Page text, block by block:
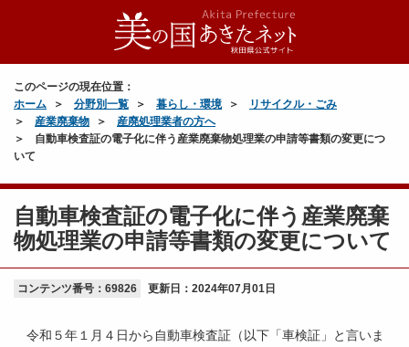
このページの現在位置：
ホーム
分野別一覧 暮らし・環境
リサイクル・ごみ
産業廃棄物
産廃処理業者の方へ
自動車検査証の電子化に伴う産業廃棄物処理業の申請等書類の変更につ
いて
自動車検査証の電子化に伴う産業廃棄
物処理業の申請等書類の変更について
コンテンツ番号：69826 更新日： 2024年07月01日
令和５年１月４日から自動車検査証（以下「車検証」と言いま